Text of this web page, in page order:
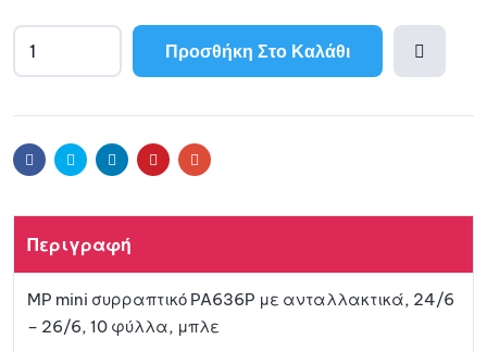
Προσθήκη Στο Καλάθι
αγαπη
FacebookTwitter LinkedinPinterestEmail
Περιγραφή
MP mini συρραπτικό PA636P με ανταλλακτικά, 24/6
– 26/6, 10 φύλλα, μπλε